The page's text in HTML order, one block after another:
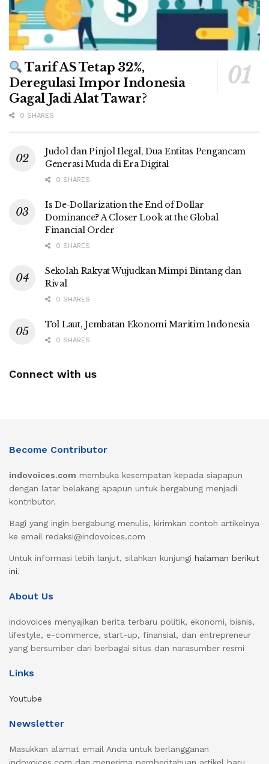
Tarif AS Tetap 32%,
Deregulasi Impor Indonesia
Gagal Jadi Alat Tawar?
0 SHARES
Judol dan Pinjol Ilegal, Dua Entitas Pengancam
Generasi Muda di Era Digital
0 SHARES
Is De-Dollarization the End of Dollar
Dominance? A Closer Look at the Global
Financial Order
0 SHARES
Sekolah Rakyat Wujudkan Mimpi Bintang dan
Rival
0 SHARES
Tol Laut, Jembatan Ekonomi Maritim Indonesia
0 SHARES
Connect with us
Become Contributor
indovoices.com membuka kesempatan kepada siapapun
dengan latar belakang apapun untuk bergabung menjadi
kontributor.
Bagi yang ingin bergabung menulis, kirimkan contoh artikelnya
ke email redaksi@indovoices.com
Untuk informasi lebih lanjut, silahkan kunjungi halaman berikut
ini.
About Us
indovoices menyajikan berita terbaru politik, ekonomi, bisnis,
lifestyle, e-commerce, start-up, finansial, dan entrepreneur
yang bersumber dari berbagai situs dan narasumber resmi
Links
Youtube
Newsletter
Masukkan alamat email Anda untuk berlangganan